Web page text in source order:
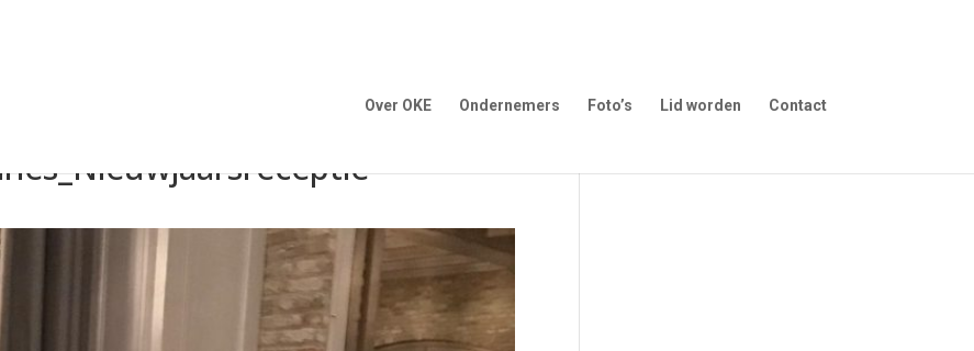
Over OKE Ondernemers Foto’s Lid worden Contact